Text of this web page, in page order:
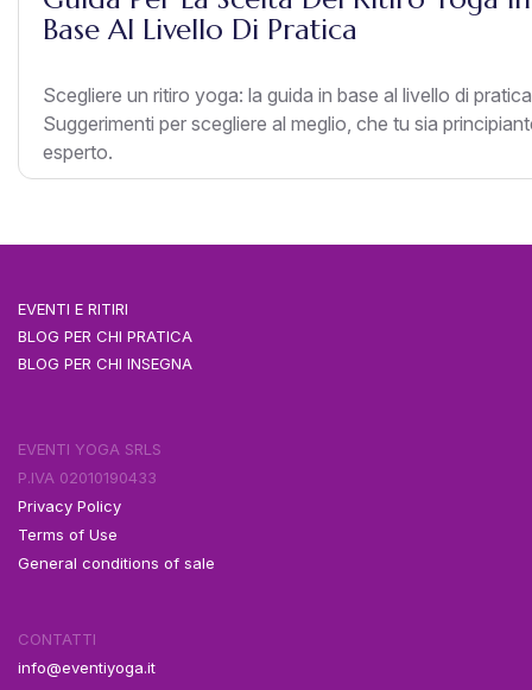
Base Al Livello Di Pratica
Scegliere un ritiro yoga: la guida in base al livello di
Suggerimenti per scegliere al meglio, che tu sia
esperto.
EVENTI E RITIRI
BLOG PER CHI PRATICA
BLOG PER CHI INSEGNA
EVENTI YOGA SRLS
P.IVA 02010190433
Privacy Policy
Terms of Use
General conditions of sale
CONTATTI
info@eventiyoga.it